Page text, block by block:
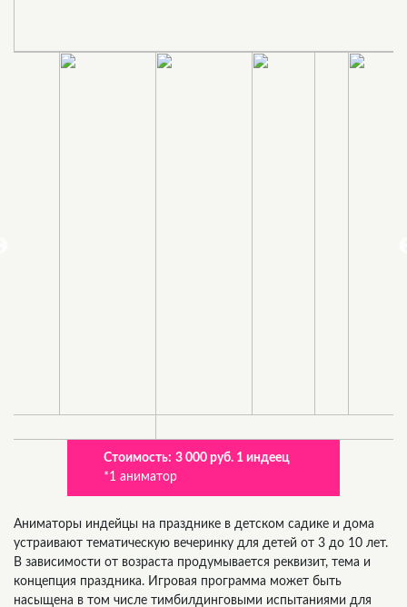
Стоимость: 3 000 руб. 1 индеец
*1 аниматор
Аниматоры индейцы на празднике в детском садике и дома
устраивают тематическую вечеринку для детей от 3 до 10 лет.
В зависимости от возраста продумывается реквизит, тема и
концепция праздника. Игровая программа может быть
насыщена в том числе тимбилдинговыми испытаниями для